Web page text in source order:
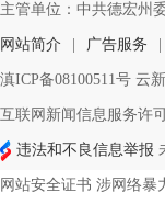
主管单位：中共德宏州
网站简介 广告服务
滇ICP备08100511号 云
互联网新闻信息服务许
违法和不良信息举报
网站安全证书 涉网络暴